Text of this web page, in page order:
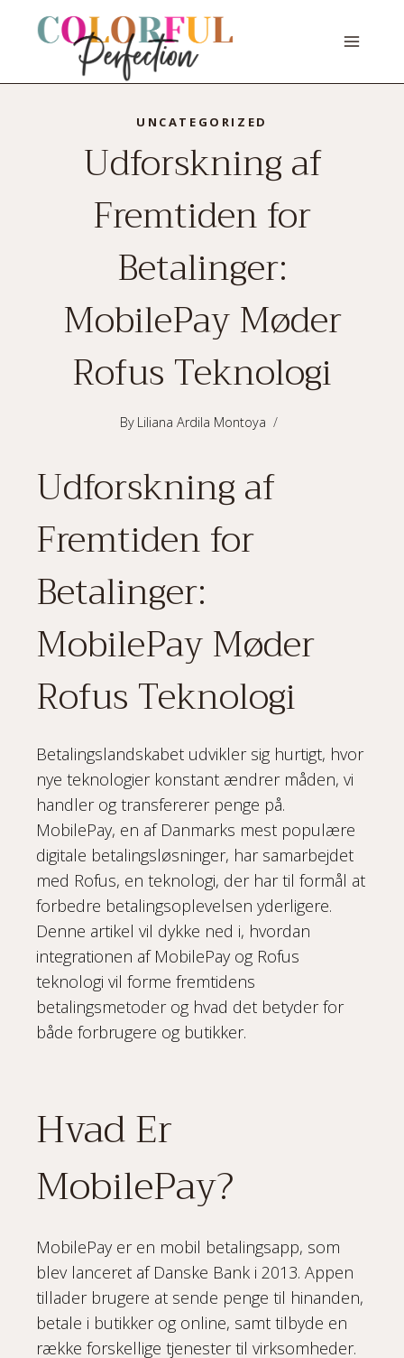
UNCATEGORIZED
Udforskning af
Fremtiden for
Betalinger:
MobilePay Møder
Rofus Teknologi
By Liliana Ardila Montoya
Udforskning af
Fremtiden for
Betalinger:
MobilePay Møder
Rofus Teknologi
Betalingslandskabet udvikler sig hurtigt, hvor
nye teknologier konstant ændrer måden, vi
handler og transfererer penge på.
MobilePay, en af Danmarks mest populære
digitale betalingsløsninger, har samarbejdet
med Rofus, en teknologi, der har til formål at
forbedre betalingsoplevelsen yderligere.
Denne artikel vil dykke ned i, hvordan
integrationen af MobilePay og Rofus
teknologi vil forme fremtidens
betalingsmetoder og hvad det betyder for
både forbrugere og butikker.
Hvad Er
MobilePay?
MobilePay er en mobil betalingsapp, som
blev lanceret af Danske Bank i 2013. Appen
tillader brugere at sende penge til hinanden,
betale i butikker og online, samt tilbyde en
række forskellige tjenester til virksomheder.